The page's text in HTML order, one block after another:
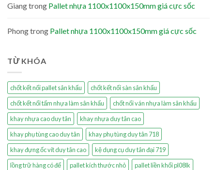
Giangtrong Pallet nhựa 1100x1100x150mm giá cực sốc
Phongtrong Pallet nhựa 1100x1100x150mm giá cực sốc
TỪ KHÓA
chốt kết nối pallet sân khấu
chốt kết nối sàn sân khấu
chốt kết nối tấm nhựa làm sân khấu
chốt nối ván nhựa làm sân khấu
khay nhựa cao duy tân
khay nhựa duy tân cao
khay phụ tùng cao duy tân
khay phụ tùng duy tân 718
khay đựng ốc vít duy tân cao
kệ dụng cụ duy tân đại 719
lồng trữ hàng có đế
pallet kích thước nhỏ
pallet liền khối pl08lk